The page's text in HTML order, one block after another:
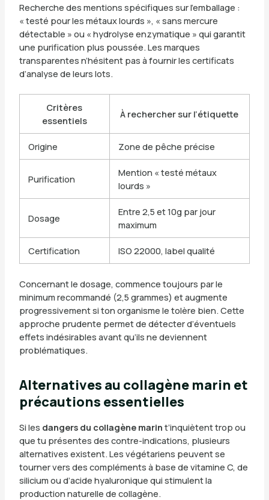
Recherche des mentions spécifiques sur l’emballage :
« testé pour les métaux lourds », « sans mercure
détectable » ou « hydrolyse enzymatique » qui garantit
une purification plus poussée. Les marques
transparentes n’hésitent pas à fournir les certificats
d’analyse de leurs lots.
Critères
essentiels
À rechercher sur l’étiquette
Origine Zone de pêche précise
Purification
Mention « testé métaux
lourds »
Dosage
Entre 2,5 et 10g par jour
maximum
Certification ISO 22000, label qualité
Concernant le dosage, commence toujours par le
minimum recommandé (2,5 grammes) et augmente
progressivement si ton organisme le tolère bien. Cette
approche prudente permet de détecter d’éventuels
effets indésirables avant qu’ils ne deviennent
problématiques.
Alternatives au collagène marin et
précautions essentielles
Si les dangers du collagène marin t’inquiètent trop ou
que tu présentes des contre-indications, plusieurs
alternatives existent. Les végétariens peuvent se
tourner vers des compléments à base de vitamine C, de
silicium ou d’acide hyaluronique qui stimulent la
production naturelle de collagène.